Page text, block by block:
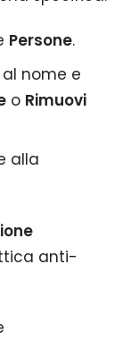
Persone.
nome e
o Rimuovi
alla
anti-